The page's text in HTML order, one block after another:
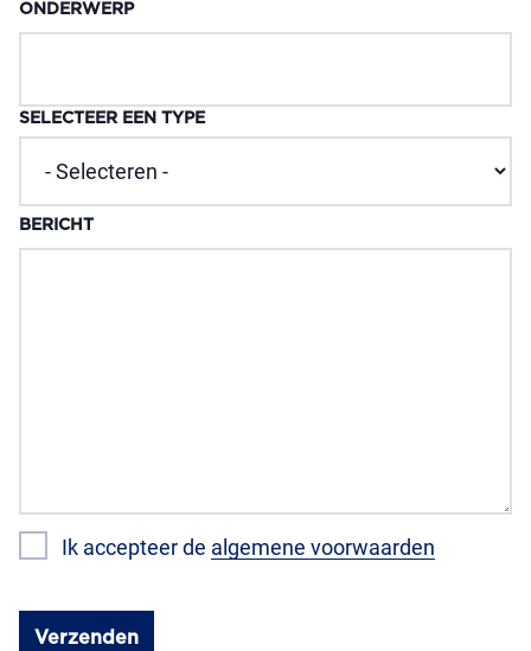
ONDERWERP
SELECTEER EEN TYPE
BERICHT
Ik accepteer de algemene voorwaarden
Verzenden